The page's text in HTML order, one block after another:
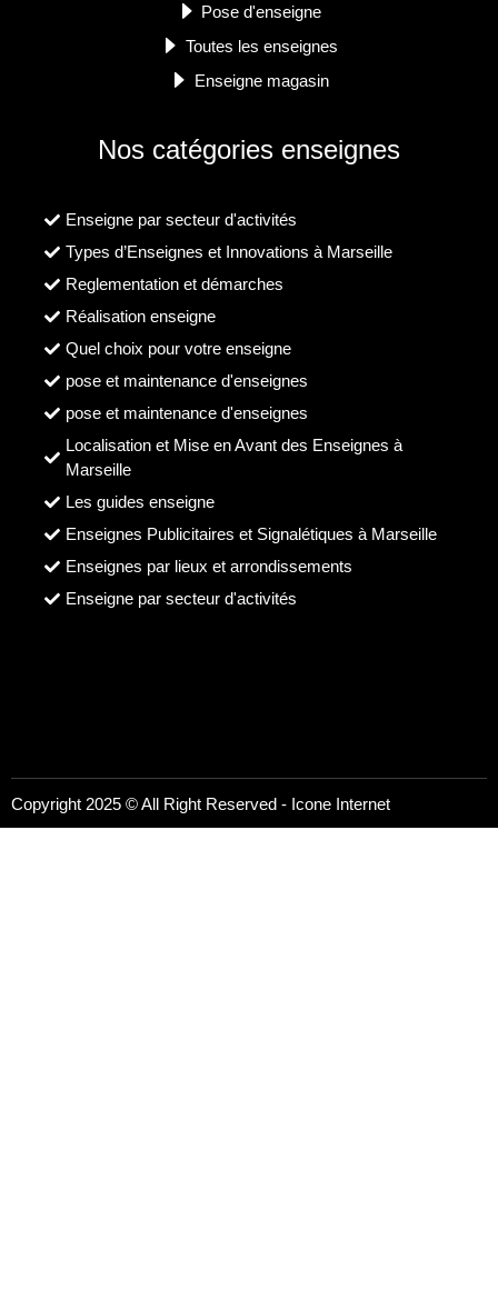
Pose d'enseigne
Toutes les enseignes
Enseigne magasin
Nos catégories enseignes
Enseigne par secteur d'activités
Types d’Enseignes et Innovations à Marseille
Reglementation et démarches
Réalisation enseigne
Quel choix pour votre enseigne
pose et maintenance d'enseignes
pose et maintenance d'enseignes
Localisation et Mise en Avant des Enseignes à
Marseille
Les guides enseigne
Enseignes Publicitaires et Signalétiques à Marseille
Enseignes par lieux et arrondissements
Enseigne par secteur d'activités
Copyright 2025 © All Right Reserved - Icone Internet